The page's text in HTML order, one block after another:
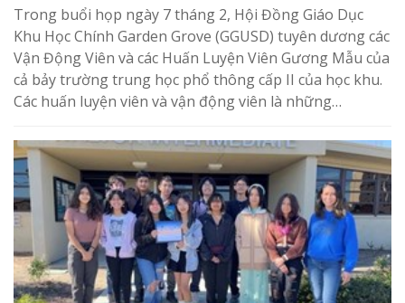
Trong buổi họp ngày 7 tháng 2, Hội Đồng Giáo Dục
Khu Học Chính Garden Grove (GGUSD) tuyên dương các
Vận Động Viên và các Huấn Luyện Viên Gương Mẫu của
cả bảy trường trung học phổ thông cấp II của học khu.
Các huấn luyện viên và vận động viên là những…